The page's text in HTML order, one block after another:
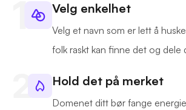
Velg enkelhet
Velg et navn som er lett å
folk raskt kan finne det og dele
Hold det på merket
Domenet ditt bør fange